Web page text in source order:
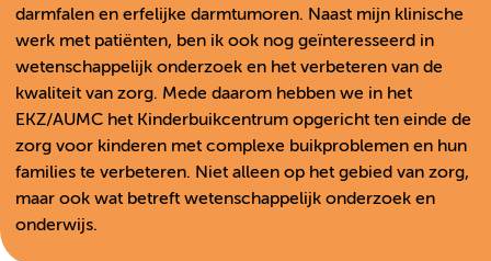
darmfalen en erfelijke darmtumoren. Naast mijn klinische
werk met patiënten, ben ik ook nog geïnteresseerd in
wetenschappelijk onderzoek en het verbeteren van de
kwaliteit van zorg. Mede daarom hebben we in het
EKZ/AUMC het Kinderbuikcentrum opgericht ten einde de
zorg voor kinderen met complexe buikproblemen en hun
families te verbeteren. Niet alleen op het gebied van zorg,
maar ook wat betreft wetenschappelijk onderzoek en
onderwijs.